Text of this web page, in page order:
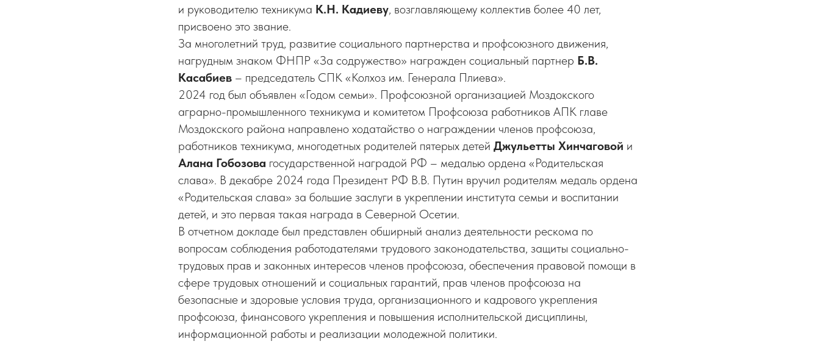
и руководителю техникума К.Н. Кадиеву, возглавляющему коллектив более 40 лет,
присвоено это звание.
За многолетний труд, развитие социального партнерства и профсоюзного движения,
нагрудным знаком ФНПР «За содружество» награжден социальный партнер Б.В.
Касабиев – председатель СПК «Колхоз им. Генерала Плиева».
2024 год был объявлен «Годом семьи». Профсоюзной организацией Моздокского
аграрно-промышленного техникума и комитетом Профсоюза работников АПК главе
Моздокского района направлено ходатайство о награждении членов профсоюза,
работников техникума, многодетных родителей пятерых детей Джульетты Хинчаговой и
Алана Гобозова государственной наградой РФ – медалью ордена «Родительская
слава». В декабре 2024 года Президент РФ В.В. Путин вручил родителям медаль ордена
«Родительская слава» за большие заслуги в укреплении института семьи и воспитании
детей, и это первая такая награда в Северной Осетии.
В отчетном докладе был представлен обширный анализ деятельности рескома по
вопросам соблюдения работодателями трудового законодательства, защиты социально-
трудовых прав и законных интересов членов профсоюза, обеспечения правовой помощи в
сфере трудовых отношений и социальных гарантий, прав членов профсоюза на
безопасные и здоровые условия труда, организационного и кадрового укрепления
профсоюза, финансового укрепления и повышения исполнительской дисциплины,
информационной работы и реализации молодежной политики.